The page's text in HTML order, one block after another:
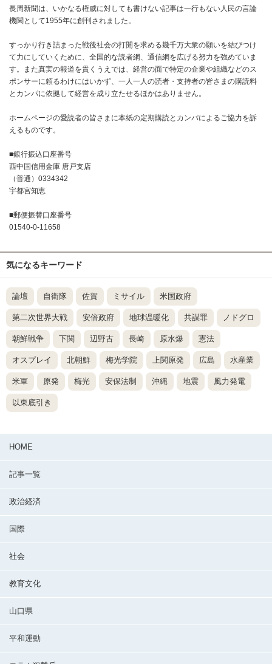
長周新聞は、いかなる権威に対しても書けない記事は一行もない人民の言論
機関として1955年に創刊されました。
すっかり行き詰まった戦後社会の打開を求める幾千万大衆の願いを結びつけ
て力にしていくために、全国的な読者網、通信網を広げる努力を強めていま
す。また真実の報道を貫くうえでは、経営の面で特定の企業や組織などのス
ポンサーに頼るわけにはいかず、一人一人の読者・支持者の皆さまの購読料
とカンパに依拠して経営を成り立たせるほかはありません。
ホームページの愛読者の皆さまに本紙の定期購読とカンパによるご協力を訴
えるものです。
■銀行振込口座番号
西中国信用金庫 唐戸支店
（普通）0334342
宇都宮知恵
■郵便振替口座番号
01540-0-11658
気になるキーワード
論壇 自衛隊 佐賀 ミサイル 米国政府
第二次世界大戦 安倍政府 地球温暖化 共謀罪 ノドグロ
朝鮮戦争 下関 辺野古 長崎 原水爆 憲法
オスプレイ 北朝鮮 梅光学院 上関原発 広島 水産業
米軍 原発 梅光 安保法制 沖縄 地震 風力発電
以東底引き
HOME
記事一覧
政治経済
国際
社会
教育文化
山口県
平和運動